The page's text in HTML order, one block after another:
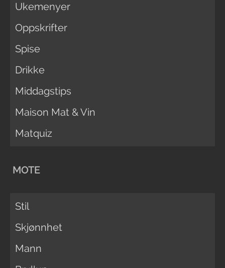
Ukemenyer
Oppskrifter
Spise
Drikke
Middagstips
Maison Mat & Vin
Matquiz
MOTE
Stil
Skjønnhet
Mann